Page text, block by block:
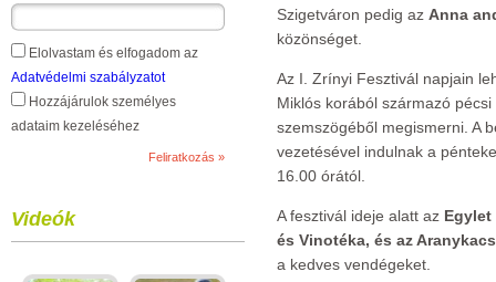
Elolvastam és elfogadom az
Adatvédelmi szabályzatot
Hozzájárulok személyes
adataim kezeléséhez
Videók
Szigetváron pedig az Anna
közönséget.
Az I. Zrínyi Fesztivál napjain
Miklós korából származó
szemszögéből megismerni. A
vezetésével indulnak a
16.00 órától.
A fesztivál ideje alatt az Egylet
és Vinotéka, és az
a kedves vendégeket.